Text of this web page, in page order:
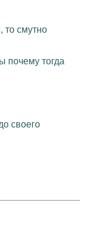
то смутно
почему тогда
своего